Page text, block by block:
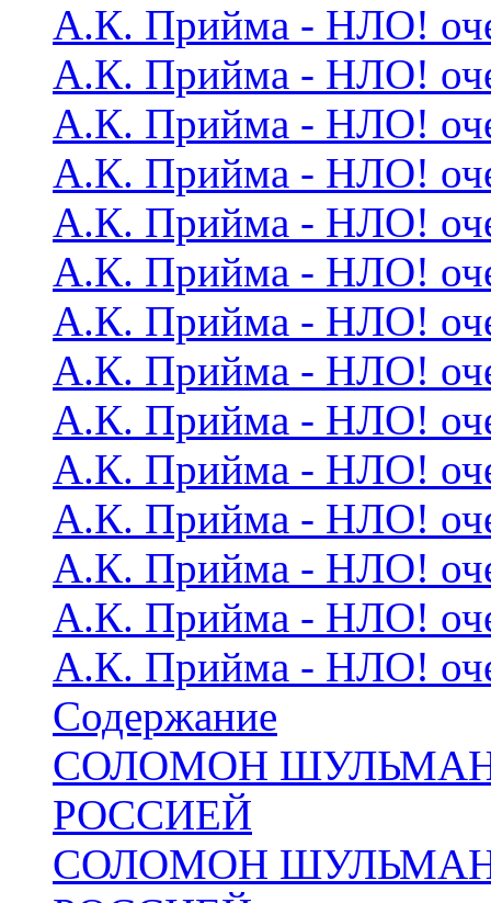
А.К. Прийма - НЛО!
А.К. Прийма - НЛО!
А.К. Прийма - НЛО!
А.К. Прийма - НЛО!
А.К. Прийма - НЛО!
А.К. Прийма - НЛО!
А.К. Прийма - НЛО!
А.К. Прийма - НЛО!
А.К. Прийма - НЛО!
А.К. Прийма - НЛО!
А.К. Прийма - НЛО!
А.К. Прийма - НЛО!
А.К. Прийма - НЛО!
А.К. Прийма - НЛО!
Содержание
СОЛОМОН
РОССИЕЙ
СОЛОМОН